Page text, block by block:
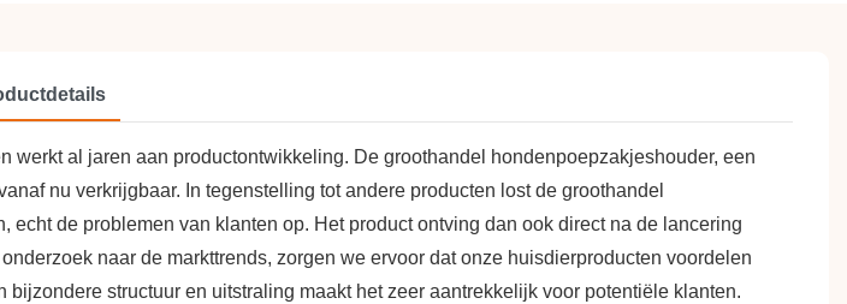
al jaren aan productontwikkeling. De groothandel hondenpoepzakjeshouder, een
nu verkrijgbaar. In tegenstelling tot andere producten lost de groothandel
de problemen van klanten op. Het product ontving dan ook direct na de lancering
naar de markttrends, zorgen we ervoor dat onze huisdierproducten voordelen
structuur en uitstraling maakt het zeer aantrekkelijk voor potentiële klanten.